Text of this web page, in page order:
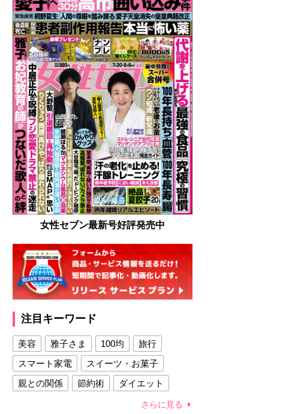
女性セブン最新号好評発売中
注目キーワード
美容 雅子さま 100均
旅行
スマート家電
スイーツ・お菓子
親との関係
節約術
ダイエット
さらに見る